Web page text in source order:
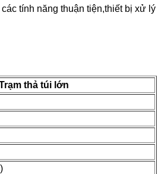
tính năng thuận tiện,thiết bị xử
thả túi lớn